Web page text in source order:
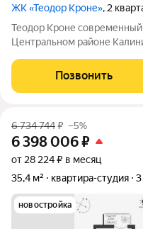
ЖК «Теодор Кроне», 2
Теодор Кроне современный жилой квартал класса комфорт+ в
Центральном районе
тех, кто ценит качество,
со всем необходимым. 99%
Позвонить
6 734 744₽ –5%
6 398 006₽
от 28 224 ₽ в месяц
35,4 м²
квартира-студия 3
новостройка